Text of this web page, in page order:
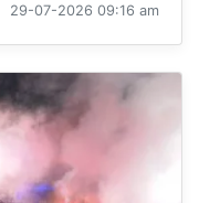
29-07-2026 09:16 am